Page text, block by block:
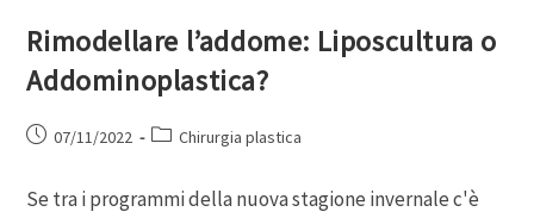
Rimodellare l’addome: Liposcultura o
Addominoplastica?
07/11/2022 Chirurgia plastica
Se tra i programmi della nuova stagione invernale c'è